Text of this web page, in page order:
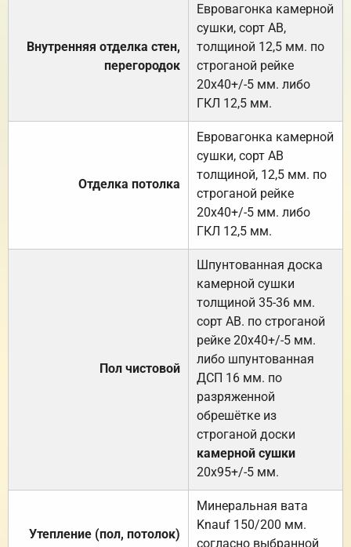
Внутренняя отделка стен,
перегородок
Евровагонка камерной
сушки, сорт АВ,
толщиной 12,5 мм. по
строганой рейке
20х40+/-5 мм. либо
ГКЛ 12,5 мм.
Отделка потолка
Евровагонка камерной
сушки, сорт АВ
толщиной, 12,5 мм. по
строганой рейке
20х40+/-5 мм. либо
ГКЛ 12,5 мм.
Пол чистовой
Шпунтованная доска
камерной сушки
толщиной 35-36 мм.
сорт АВ. по строганой
рейке 20х40+/-5 мм.
либо шпунтованная
ДСП 16 мм. по
разряженной
обрешётке из
строганой доски
камерной сушки
20х95+/-5 мм.
Утепление (пол, потолок)
Минеральная вата
Knauf 150/200 мм.
согласно выбранной